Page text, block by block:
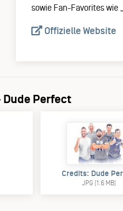
sowie Fan-Favorites wie
Offizielle Website
Perfect
Credits: Dude
JPG (1.6 MB)